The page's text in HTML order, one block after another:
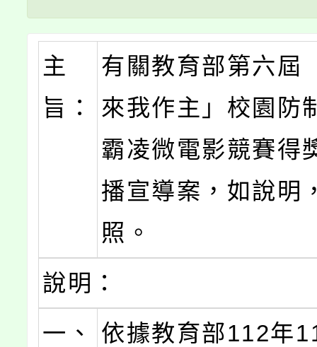
主
旨：
有關教育部第六屆
來我作主」校園防
霸凌微電影競賽得
播宣導案，如說明
照。
說明：
一、
依據教育部112年